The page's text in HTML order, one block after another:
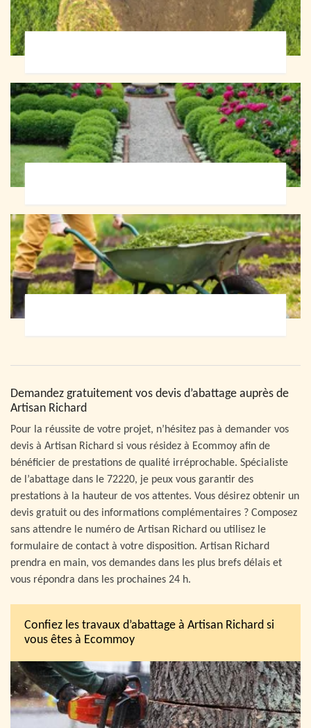
Demandez gratuitement vos devis d’abattage auprès de
Artisan Richard
Pour la réussite de votre projet, n’hésitez pas à demander vos
devis à Artisan Richard si vous résidez à Ecommoy afin de
bénéficier de prestations de qualité irréprochable. Spécialiste
de l’abattage dans le 72220, je peux vous garantir des
prestations à la hauteur de vos attentes. Vous désirez obtenir un
devis gratuit ou des informations complémentaires ? Composez
sans attendre le numéro de Artisan Richard ou utilisez le
formulaire de contact à votre disposition. Artisan Richard
prendra en main, vos demandes dans les plus brefs délais et
vous répondra dans les prochaines 24 h.
Confiez les travaux d’abattage à Artisan Richard si
vous êtes à Ecommoy